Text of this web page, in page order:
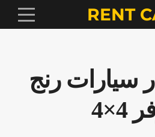
RENT
سيارات رنج
4×4